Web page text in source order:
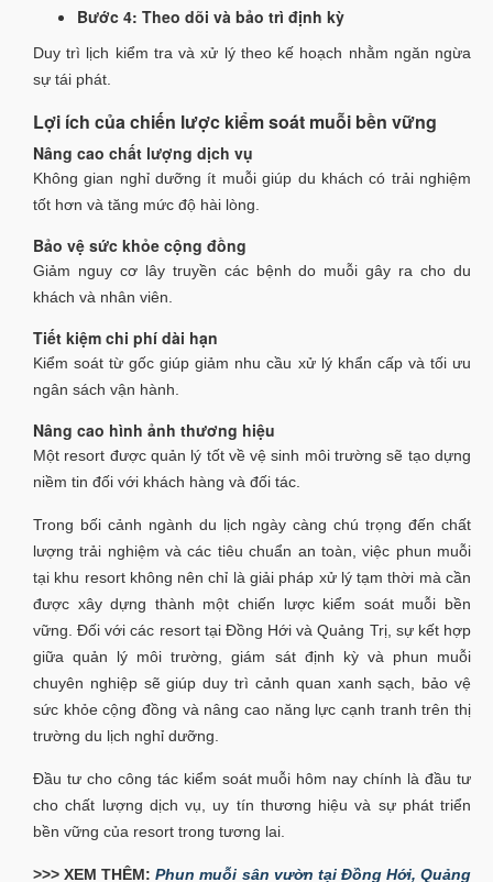
Bước 4: Theo dõi và bảo trì định kỳ
Duy trì lịch kiểm tra và xử lý theo kế hoạch nhằm ngăn ngừa
sự tái phát.
Lợi ích của chiến lược kiểm soát muỗi bền vững
Nâng cao chất lượng dịch vụ
Không gian nghỉ dưỡng ít muỗi giúp du khách có trải nghiệm
tốt hơn và tăng mức độ hài lòng.
Bảo vệ sức khỏe cộng đồng
Giảm nguy cơ lây truyền các bệnh do muỗi gây ra cho du
khách và nhân viên.
Tiết kiệm chi phí dài hạn
Kiểm soát từ gốc giúp giảm nhu cầu xử lý khẩn cấp và tối ưu
ngân sách vận hành.
Nâng cao hình ảnh thương hiệu
Một resort được quản lý tốt về vệ sinh môi trường sẽ tạo dựng
niềm tin đối với khách hàng và đối tác.
Trong bối cảnh ngành du lịch ngày càng chú trọng đến chất
lượng trải nghiệm và các tiêu chuẩn an toàn, việc phun muỗi
tại khu resort không nên chỉ là giải pháp xử lý tạm thời mà cần
được xây dựng thành một chiến lược kiểm soát muỗi bền
vững. Đối với các resort tại Đồng Hới và Quảng Trị, sự kết hợp
giữa quản lý môi trường, giám sát định kỳ và phun muỗi
chuyên nghiệp sẽ giúp duy trì cảnh quan xanh sạch, bảo vệ
sức khỏe cộng đồng và nâng cao năng lực cạnh tranh trên thị
trường du lịch nghỉ dưỡng.
Đầu tư cho công tác kiểm soát muỗi hôm nay chính là đầu tư
cho chất lượng dịch vụ, uy tín thương hiệu và sự phát triển
bền vững của resort trong tương lai.
>>> XEM THÊM:Phun muỗi sân vườn tại Đồng Hới, Quảng